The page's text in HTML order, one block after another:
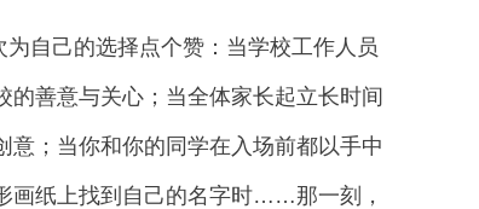
自己的选择点个赞：当学校工作人员
善意与关心；当全体家长起立长时间
；当你和你的同学在入场前都以手中
画纸上找到自己的名字时……那一刻，